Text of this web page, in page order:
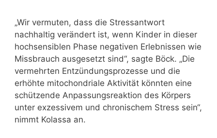
„Wir vermuten, dass die Stressantwort
nachhaltig verändert ist, wenn Kinder in dieser
hochsensiblen Phase negativen Erlebnissen wie
Missbrauch ausgesetzt sind“, sagte Böck. „Die
vermehrten Entzündungsprozesse und die
erhöhte mitochondriale Aktivität könnten eine
schützende Anpassungsreaktion des Körpers
unter exzessivem und chronischem Stress sein“,
nimmt Kolassa an.